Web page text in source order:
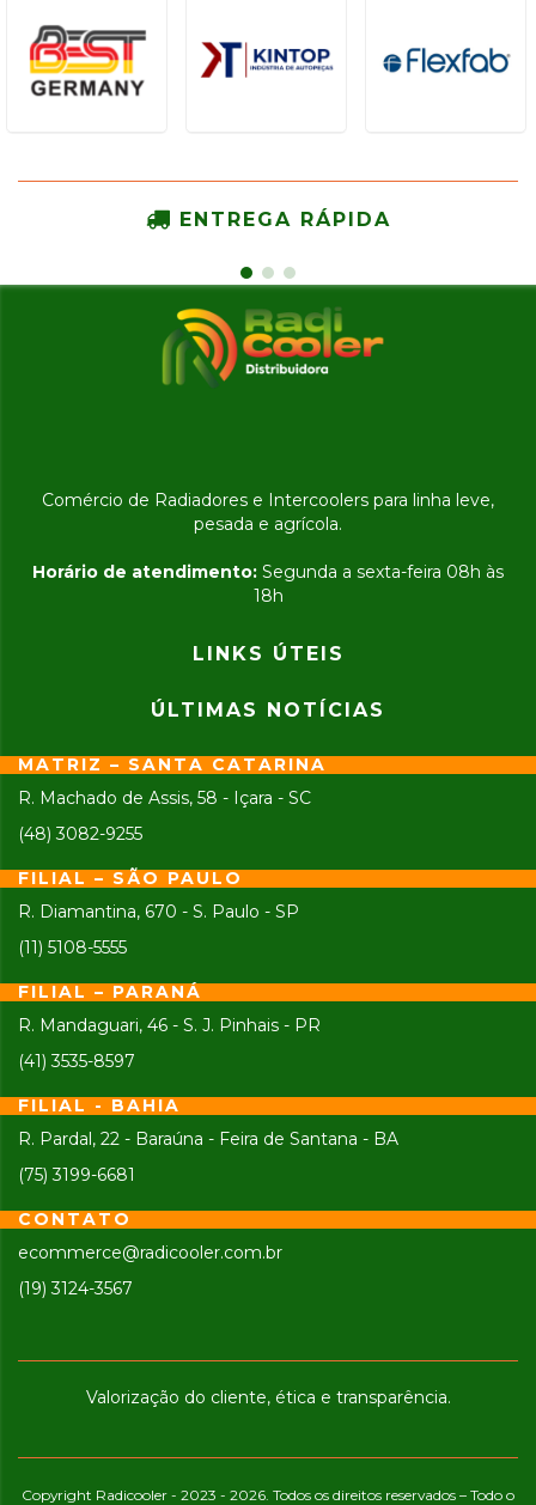
ENTREGA RÁPIDA
Comércio de Radiadores e Intercoolers para linha leve,
pesada e agrícola.
Horário de atendimento: Segunda a sexta-feira 08h às
18h
LINKS ÚTEIS
ÚLTIMAS NOTÍCIAS
MATRIZ – SANTA CATARINA
R. Machado de Assis, 58 - Içara - SC
(48) 3082-9255
FILIAL – SÃO PAULO
R. Diamantina, 670 - S. Paulo - SP
(11) 5108-5555
FILIAL – PARANÁ
R. Mandaguari, 46 - S. J. Pinhais - PR
(41) 3535-8597
FILIAL - BAHIA
R. Pardal, 22 - Baraúna - Feira de Santana - BA
(75) 3199-6681
CONTATO
ecommerce@radicooler.com.br
(19) 3124-3567
Valorização do cliente, ética e transparência.
Copyright Radicooler - 2023 - 2026. Todos os direitos reservados – Todo o